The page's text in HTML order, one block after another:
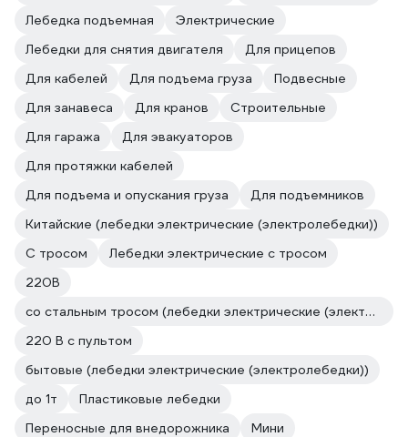
Лебедка подъемная
Электрические
Лебедки для снятия двигателя
Для прицепов
Для кабелей
Для подъема груза
Подвесные
Для занавеса
Для кранов
Строительные
Для гаража
Для эвакуаторов
Для протяжки кабелей
Для подъема и опускания груза
Для подъемников
Китайские (лебедки электрические (электролебедки))
С тросом
Лебедки электрические с тросом
220В
со стальным тросом (лебедки электрические (электролебедки))
220 В с пультом
бытовые (лебедки электрические (электролебедки))
до 1т
Пластиковые лебедки
Переносные для внедорожника
Мини